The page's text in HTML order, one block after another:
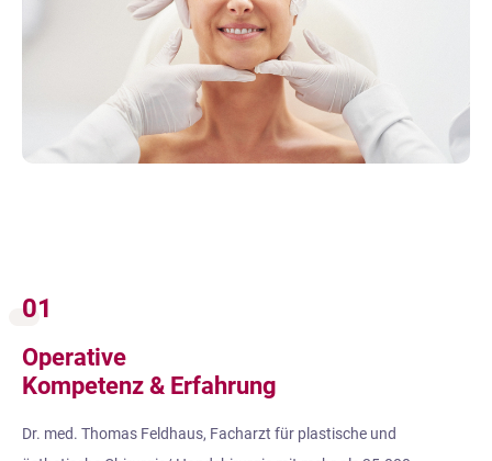
01
Operative
Kompetenz & Erfahrung
Dr. med. Thomas Feldhaus, Facharzt für plastische und